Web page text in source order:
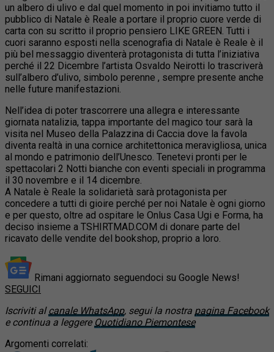
un albero di ulivo e dal quel momento in poi invitiamo tutto il
pubblico di Natale è Reale a portare il proprio cuore verde di
carta con su scritto il proprio pensiero LIKE GREEN. Tutti i
cuori saranno esposti nella scenografia di Natale è Reale è il
più bel messaggio diventerà protagonista di tutta l’iniziativa
perché il 22 Dicembre l’artista Osvaldo Neirotti lo trascriverà
sull’albero d’ulivo, simbolo perenne , sempre presente anche
nelle future manifestazioni.
Nell’idea di poter trascorrere una allegra e interessante
giornata natalizia, tappa importante del magico tour sarà la
visita nel Museo della Palazzina di Caccia dove la favola
diventa realtà in una cornice architettonica meravigliosa, unica
al mondo e patrimonio dell’Unesco. Tenetevi pronti per le
spettacolari 2 Notti bianche con eventi speciali in programma
il 30 novembre e il 14 dicembre.
A Natale è Reale la solidarietà sarà protagonista per
concedere a tutti di gioire perché per noi Natale è ogni giorno
e per questo, oltre ad ospitare le Onlus Casa Ugi e Forma, ha
deciso insieme a TSHIRTMAD.COM di donare parte del
ricavato delle vendite del bookshop, proprio a loro.
Rimani aggiornato seguendoci su Google News!
SEGUICI
Iscriviti alcanale WhatsApp, segui la nostra pagina Facebook
e continua a leggere Quotidiano Piemontese
Argomenti correlati: